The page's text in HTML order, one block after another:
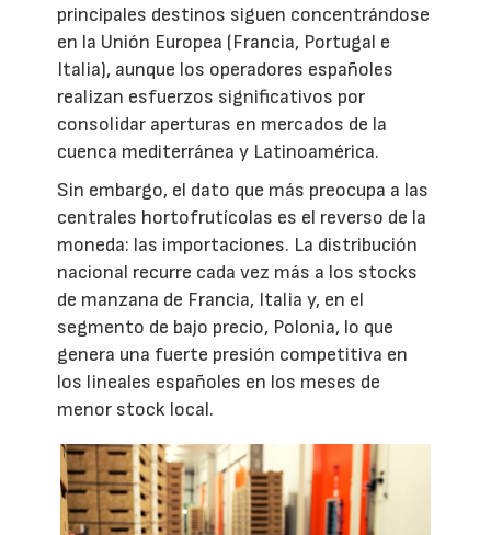
principales destinos siguen concentrándose
en la Unión Europea (Francia, Portugal e
Italia), aunque los operadores españoles
realizan esfuerzos significativos por
consolidar aperturas en mercados de la
cuenca mediterránea y Latinoamérica.
Sin embargo, el dato que más preocupa a las
centrales hortofrutícolas es el reverso de la
moneda: las importaciones. La distribución
nacional recurre cada vez más a los stocks
de manzana de Francia, Italia y, en el
segmento de bajo precio, Polonia, lo que
genera una fuerte presión competitiva en
los lineales españoles en los meses de
menor stock local.